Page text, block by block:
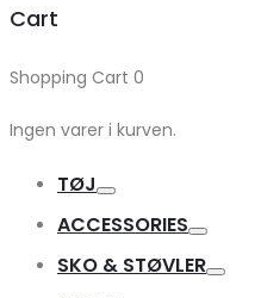
Cart
Shopping Cart 0
Ingen varer i kurven.
TØJ
ACCESSORIES
SKO & STØVLER